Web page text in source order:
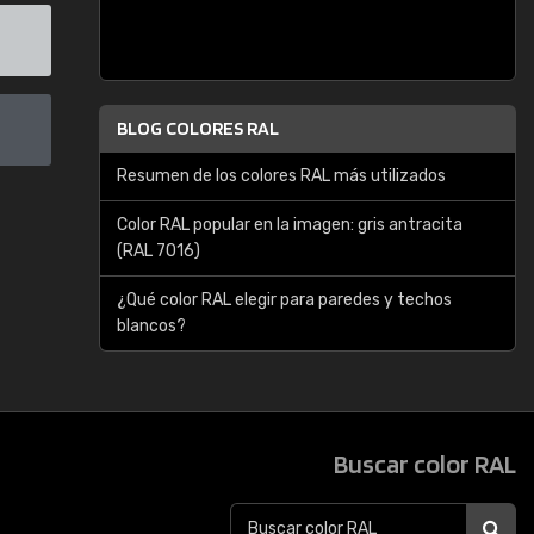
BLOG COLORES RAL
Resumen de los colores RAL más utilizados
Color RAL popular en la imagen: gris antracita
(RAL 7016)
¿Qué color RAL elegir para paredes y techos
blancos?
Buscar color RAL